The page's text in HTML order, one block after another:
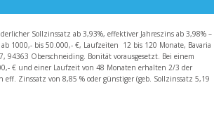
Sollzinssatz ab 3,93%, effektiver Jahreszins ab 3,98% –
1000,- bis 50.000,- €, Laufzeiten 12 bis 120 Monate, Bavaria
94363 Oberschneiding. Bonität vorausgesetzt. Bei einem
€ und einer Laufzeit von 48 Monaten erhalten 2/3 der
Zinssatz von 8,85 % oder günstiger (geb. Sollzinssatz 5,19